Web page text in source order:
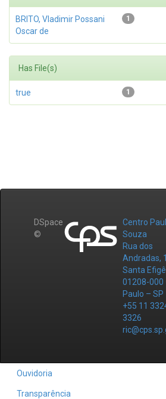
1
BRITO, Vladimir Possani
Oscar de
Has File(s)
1
true
DSpace
©
Centro
Souza
Rua dos
Andradas,
Santa
01208-000
Paulo – SP
+55 11
3326
Ouvidoria
Transparência